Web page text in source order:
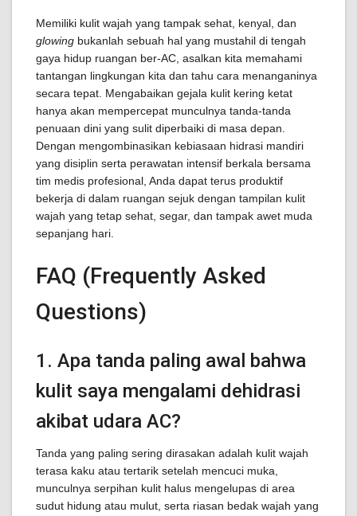
Memiliki kulit wajah yang tampak sehat, kenyal, dan
glowing bukanlah sebuah hal yang mustahil di tengah
gaya hidup ruangan ber-AC, asalkan kita memahami
tantangan lingkungan kita dan tahu cara menanganinya
secara tepat. Mengabaikan gejala kulit kering ketat
hanya akan mempercepat munculnya tanda-tanda
penuaan dini yang sulit diperbaiki di masa depan.
Dengan mengombinasikan kebiasaan hidrasi mandiri
yang disiplin serta perawatan intensif berkala bersama
tim medis profesional, Anda dapat terus produktif
bekerja di dalam ruangan sejuk dengan tampilan kulit
wajah yang tetap sehat, segar, dan tampak awet muda
sepanjang hari.
FAQ (Frequently Asked
Questions)
1. Apa tanda paling awal bahwa
kulit saya mengalami dehidrasi
akibat udara AC?
Tanda yang paling sering dirasakan adalah kulit wajah
terasa kaku atau tertarik setelah mencuci muka,
munculnya serpihan kulit halus mengelupas di area
sudut hidung atau mulut, serta riasan bedak wajah yang